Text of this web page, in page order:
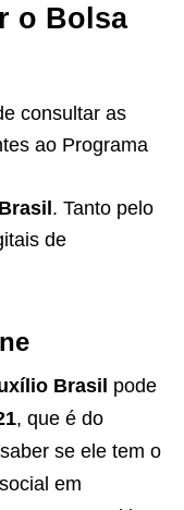
o Bolsa
consultar as
ao Programa
. Tanto pelo
de
Brasil pode
, que é do
se ele tem o
em